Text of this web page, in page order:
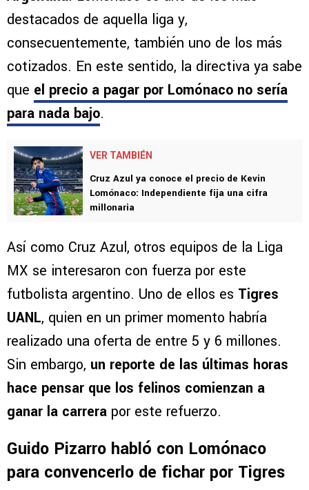
pudimos saber que
en La Noria tenían en
carpeta al defensor de Independiente de
Argentina
. Lomónaco es uno de los más
destacados de aquella liga y,
consecuentemente, también uno de los más
cotizados. En este sentido, la directiva ya sabe
queel precio a pagar por Lomónaco no sería
para nada bajo.
Cruz Azul ya conoce el precio de Kevin
Lomónaco: Independiente fija una cifra
millonaria
Así como Cruz Azul, otros equipos de la Liga
MX se interesaron con fuerza por este
futbolista argentino. Uno de ellos es
Tigres
UANL
, quien en un primer momento habría
realizado una oferta de entre 5 y 6 millones.
hace pensar que los felinos comienzan a
ganar la carrerapor este refuerzo.